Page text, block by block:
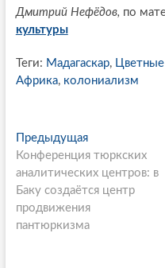
Дмитрий Нефёдов, по
культуры
Теги: Мадагаскар,
Африка, колониализм
P
o
s
t
ПредыдущаяП
р
е
д
ы
д
Конференция тюркских
аналитических центров: в
Баку создаётся центр
продвижения
пантюркизма